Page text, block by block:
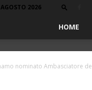
2026
HOME
nominato Ambasciatore